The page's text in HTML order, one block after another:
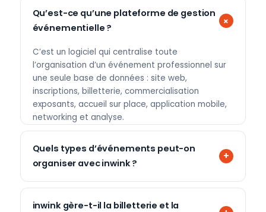
Qu’est-ce qu’une plateforme de gestion
événementielle ?
C’est un logiciel qui centralise toute
l’organisation d’un événement professionnel sur
une seule base de données : site web,
inscriptions, billetterie, commercialisation
exposants, accueil sur place, application mobile,
networking et analyse.
Quels types d’événements peut-on
organiser avec inwink ?
inwink gère-t-il la billetterie et la